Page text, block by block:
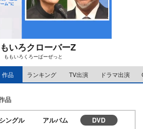
M
u
t
いろクローバーZ
ももいろくろーばーぜっと
作品 ランキング TV出演 ドラマ出演
品
シングル アルバム
DVD